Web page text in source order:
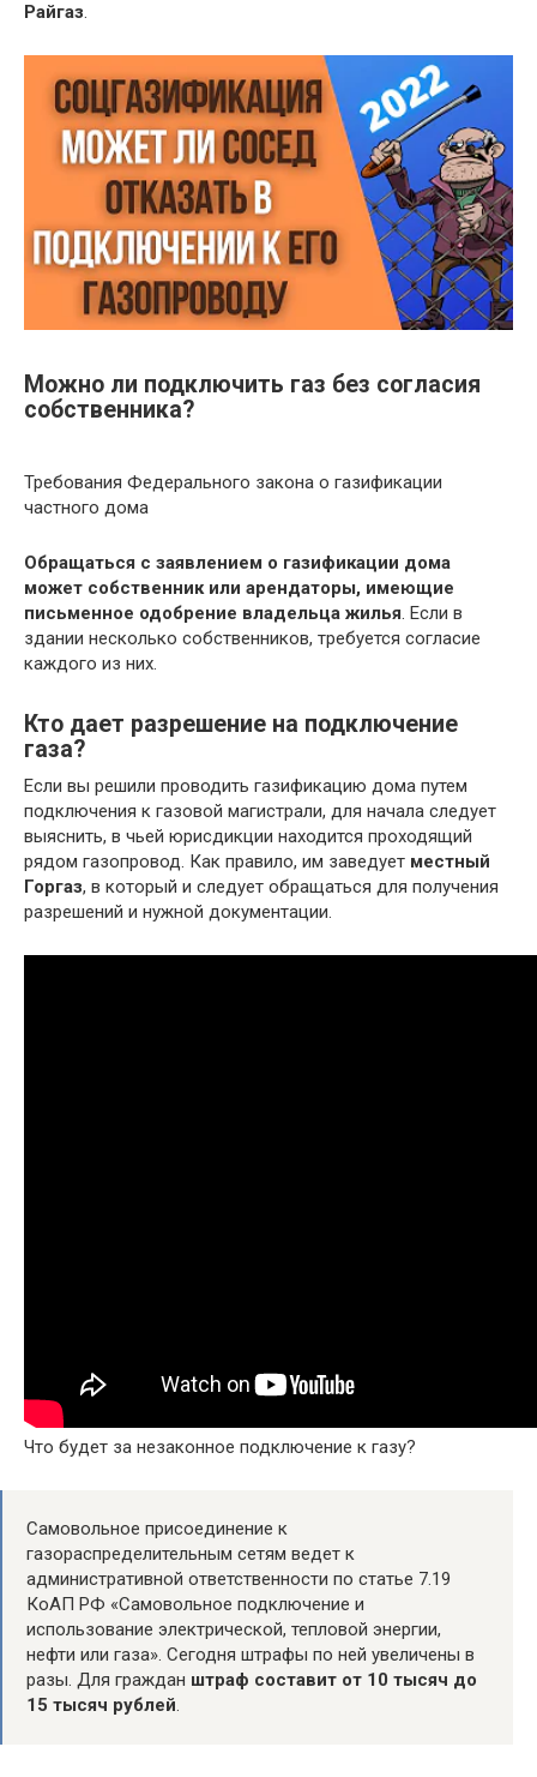
Райгаз.
Можно ли подключить газ без согласия
собственника?
Требования Федерального закона о газификации
частного дома
Обращаться с заявлением о газификации дома
может собственник или арендаторы, имеющие
письменное одобрение владельца жилья. Если в
здании несколько собственников, требуется согласие
каждого из них.
Кто дает разрешение на подключение
газа?
Если вы решили проводить газификацию дома путем
подключения к газовой магистрали, для начала следует
выяснить, в чьей юрисдикции находится проходящий
рядом газопровод. Как правило, им заведует местный
Горгаз, в который и следует обращаться для получения
разрешений и нужной документации.
Что будет за незаконное подключение к газу?
Самовольное присоединение к
газораспределительным сетям ведет к
административной ответственности по статье 7.19
КоАП РФ «Самовольное подключение и
использование электрической, тепловой энергии,
нефти или газа». Сегодня штрафы по ней увеличены в
разы. Для граждан штраф составит от 10 тысяч до
15 тысяч рублей.